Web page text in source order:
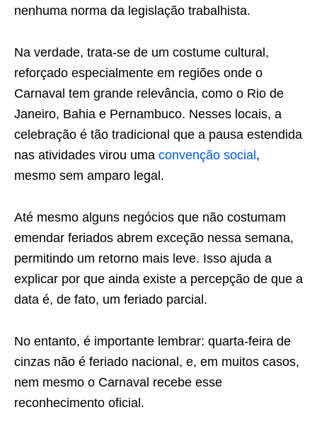
nenhuma norma da legislação trabalhista.
Na verdade, trata-se de um costume cultural,
reforçado especialmente em regiões onde o
Carnaval tem grande relevância, como o Rio de
Janeiro, Bahia e Pernambuco. Nesses locais, a
celebração é tão tradicional que a pausa estendida
nas atividades virou uma convenção social,
mesmo sem amparo legal.
Até mesmo alguns negócios que não costumam
emendar feriados abrem exceção nessa semana,
permitindo um retorno mais leve. Isso ajuda a
explicar por que ainda existe a percepção de que a
data é, de fato, um feriado parcial.
No entanto, é importante lembrar: quarta-feira de
cinzas não é feriado nacional, e, em muitos casos,
nem mesmo o Carnaval recebe esse
reconhecimento oficial.